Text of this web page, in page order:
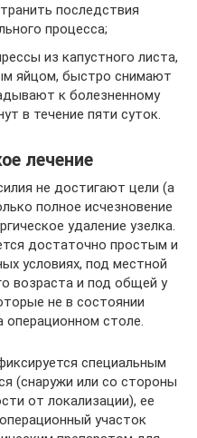
последствия
процесса;
из капустного листа,
яйцом, быстро снимают
к болезненному
в течение пяти суток.
лечение
не достигают цели (а
полное исчезновение
удаление узелка.
достаточно простым и
условиях, под местной
возраста и под общей у
не в состоянии
операционном столе.
специальным
(снаружи или со стороны
от локализации), ее
участок